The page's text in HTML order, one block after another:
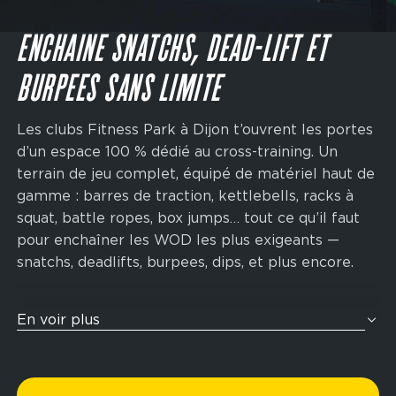
CTA
JE M'INSCRIS
ENCHAINE SNATCHS, DEAD-LIFT ET
BURPEES SANS LIMITE
Les clubs Fitness Park à Dijon t’ouvrent les portes
d’un espace 100 % dédié au cross-training. Un
terrain de jeu complet, équipé de matériel haut de
gamme : barres de traction, kettlebells, racks à
squat, battle ropes, box jumps… tout ce qu’il faut
pour enchaîner les WOD les plus exigeants —
snatchs, deadlifts, burpees, dips, et plus encore.
En voir plus
Et si tu te préparais pour ton prochain Hyrox ? Nos
zones de cross-training sont pensées pour t’aider
cardio et de renforcement musculaire, tu